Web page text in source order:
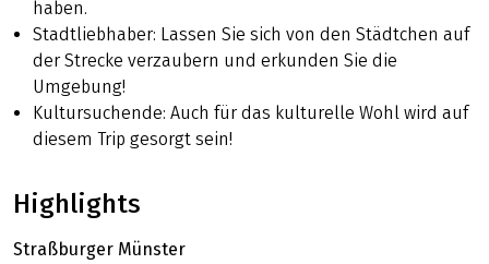
haben.
Stadtliebhaber: Lassen Sie sich von den Städtchen auf
der Strecke verzaubern und erkunden Sie die
Umgebung!
Kultursuchende: Auch für das kulturelle Wohl wird auf
diesem Trip gesorgt sein!
Highlights
Straßburger Münster